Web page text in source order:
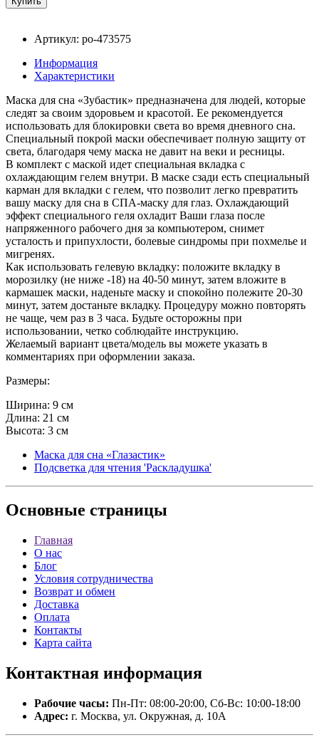
Артикул: po-473575
Информация
Характеристики
Маска для сна «Зубастик» предназначена для людей, которые
следят за своим здоровьем и красотой. Ее рекомендуется
использовать для блокировки света во время дневного сна.
Специальный покрой маски обеспечивает полную защиту от
света, благодаря чему маска не давит на веки и ресницы.
В комплект с маской идет специальная вкладка с
охлаждающим гелем внутри. В маске сзади есть специальный
карман для вкладки с гелем, что позволит легко превратить
вашу маску для сна в СПА-маску для глаз. Охлаждающий
эффект специального геля охладит Ваши глаза после
напряженного рабочего дня за компьютером, снимет
усталость и припухлости, болевые синдромы при похмелье и
мигренях.
Как использовать гелевую вкладку: положите вкладку в
морозилку (не ниже -18) на 40-50 минут, затем вложите в
кармашек маски, наденьте маску и спокойно полежите 20-30
минут, затем достаньте вкладку. Процедуру можно повторять
не чаще, чем раз в 3 часа. Будьте осторожны при
использовании, четко соблюдайте инструкцию.
Желаемый вариант цвета/модель вы можете указать в
комментариях при оформлении заказа.
Размеры:
Ширина: 9 см
Длина: 21 см
Высота: 3 см
Маска для сна «Глазастик»
Подсветка для чтения 'Раскладушка'
Основные страницы
Главная
О нас
Блог
Условия сотрудничества
Возврат и обмен
Доставка
Оплата
Контакты
Карта сайта
Контактная информация
Рабочие часы: Пн-Пт: 08:00-20:00, Сб-Вс: 10:00-18:00
Адрес: г. Москва, ул. Окружная, д. 10А